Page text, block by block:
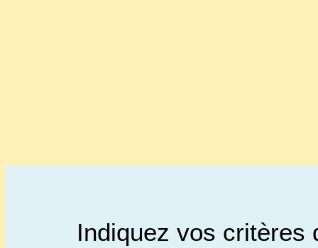
Indiquez vos critères